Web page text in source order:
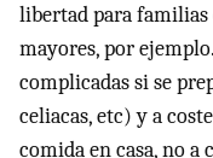
libertad para
mayores, por
complicadas si se
celiacas, etc) y a
comida en casa, no a